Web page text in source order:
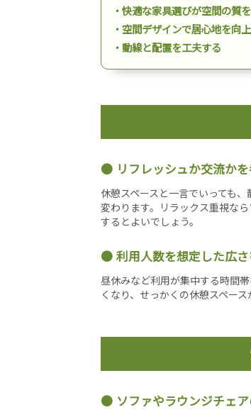
・快適な家具選びが空間の質
・空間デザインで居心地を向
・動線と配置を工夫する
リフレッシュか交流か
休憩スペースと一言でいっても
変わります。リラックス重視な
するとよいでしょう。
利用人数を想定した広
昼休みなど利用が集中する時間
くなり、せっかくの休憩スペー
ソファやラウンジチェ